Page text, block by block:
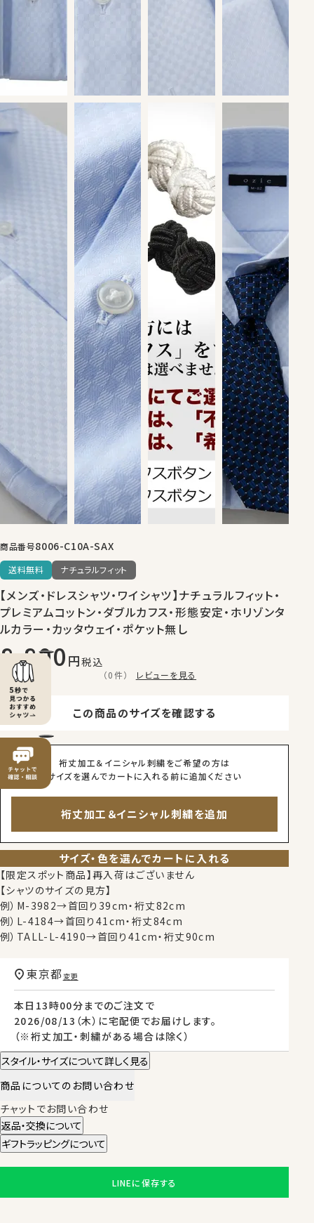
商品番号8006-C10A-SAX
送料無料 ナチュラルフィット
【メンズ・ドレスシャツ・ワイシャツ】ナチュラルフィット・
プレミアムコットン・ダブルカフス・形態安定・ホリゾンタ
ルカラー・カッタウェイ・ポケット無し
8,800 税込
（0件） レビューを見る
この商品のサイズを確認する
裄丈加工＆イニシャル刺繍をご希望の方は
サイズを選んでカートに入れる前に追加ください
裄丈加工＆イニシャル刺繍を追加
サイズ・色を選んでカートに入れる
【限定スポット商品】再入荷はございません
【シャツのサイズの見方】
例）M-3982→首回り39cm・裄丈82cm
例）L-4184→首回り41cm・裄丈84cm
例）TALL-L-4190→首回り41cm・裄丈90cm
本日 13時00分までのご注文で
2026/08/13（木） に宅配便 でお届けします。
（※裄丈加工・刺繍がある場合は除く）
東京都変更
スタイル・サイズについて詳しく見る
商品についてのお問い合わせ
チャットでお問い合わせ
返品・交換について
ギフトラッピングについて
LINEに保存する